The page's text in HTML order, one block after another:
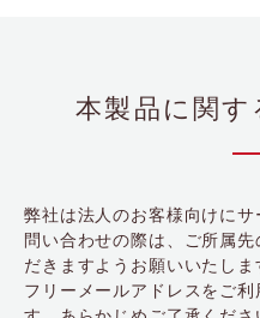
本製品に関
弊社は法人のお客様向けに
問い合わせの際は、ご所属
だきますようお願いいたしま
フリーメールアドレスをご